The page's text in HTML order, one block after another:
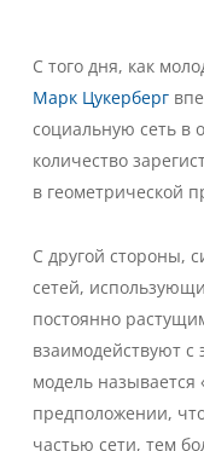
С того дня, как
Марк Цукерберг
социальную сеть в
количество
в геометрической
С другой стороны,
сетей,
постоянно
взаимодействуют с
модель называется
предположении,
частью сети, тем